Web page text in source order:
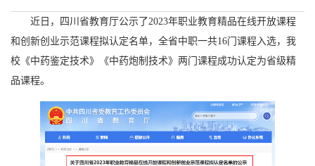
近日，四川省教育厅公示了2023年职业教育精品在线开放课程
和创新创业示范课程拟认定名单，全省中职一共16门课程入选，我
校《中药鉴定技术》《中药炮制技术》两门课程成功认定为省级精
品课程。